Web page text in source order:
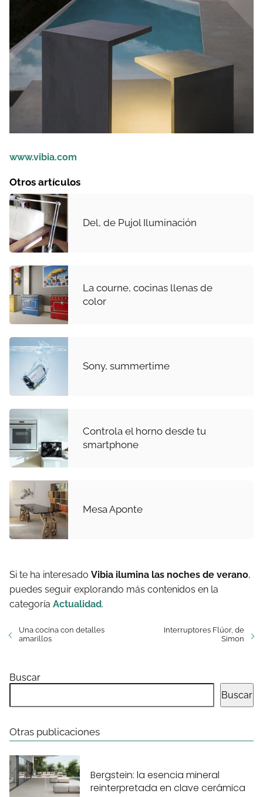
www.vibia.com
Otros artículos
Del, de Pujol Iluminación
La courne, cocinas llenas de
color
Sony, summertime
Controla el horno desde tu
smartphone
Mesa Aponte
Si te ha interesado Vibia ilumina las noches de verano,
puedes seguir explorando más contenidos en la
categoría Actualidad.
Una cocina con detalles
amarillos
Interruptores Flúor, de
Simon
Buscar
Buscar
Otras publicaciones
Bergstein: la esencia mineral
reinterpretada en clave cerámica